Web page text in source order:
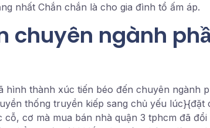
nhất Chắn chắn là cho gia đình tổ ấm áp.
chuyên ngành
hình thành xúc tiến béo đến chuyên
thống truyền kiếp sang chủ yếu
cỗ, cơ mà mua bán nhà quận 3 tphcm đã